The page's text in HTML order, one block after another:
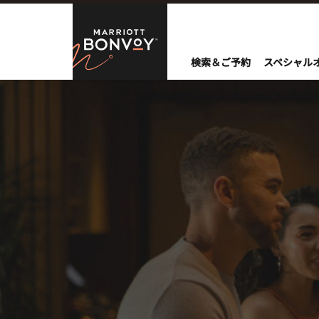
Skip to Content
Marriott
検索＆ご予約 スペシャル